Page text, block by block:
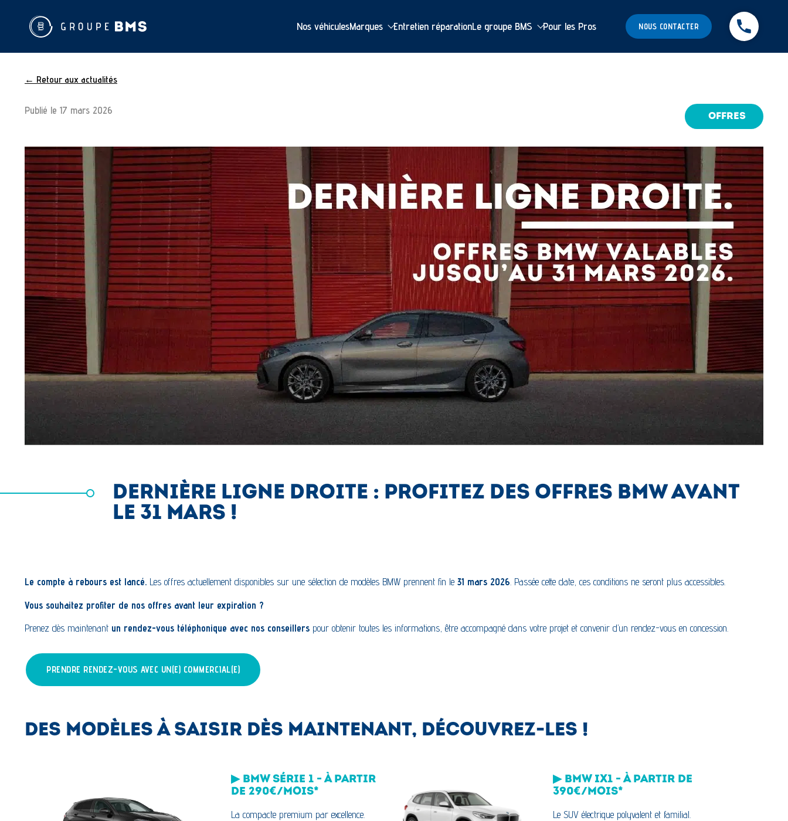
Nos véhiculesMarques Entretien réparationLe groupe BMS Pour les Pros NOUS CONTACTER
← Retour aux actualités
Publié le 17 mars 2026
OFFRES
DERNIÈRE LIGNE DROITE : PROFITEZ DES OFFRES BMW AVANT
LE 31 MARS !
Le compte à rebours est lancé. Les offres actuellement disponibles sur une sélection de modèles BMW prennent fin le 31 mars 2026 . Passée cette date, ces conditions ne seront plus accessibles.
Vous souhaitez profiter de nos offres avant leur expiration ?
Prenez dès maintenant un rendez-vous téléphonique avec nos conseillers pour obtenir toutes les informations, être accompagné dans votre projet et convenir d’un rendez-vous en concession.
PRENDRE RENDEZ-VOUS AVEC UN(E) COMMERCIAL(E)
DES MODÈLES À SAISIR DÈS MAINTENANT, DÉCOUVREZ-LES !
▶ BMW SÉRIE 1 - À PARTIR
DE 290€/MOIS*
La compacte premium par excellence.
▶ BMW IX1 - À PARTIR DE
390€/MOIS*
Le SUV électrique polyvalent et familial.